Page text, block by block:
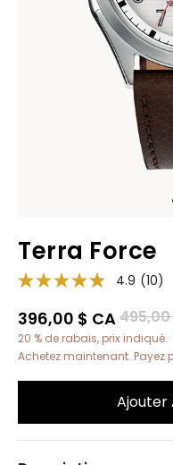
Terra Force
4.9 (10)
Prix
495,00
396,00 $ CA
20 % de rabais, prix indiqué.
Achetez maintenant. Payez
Ajouter